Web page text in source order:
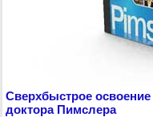
Сверхбыстрое
доктора Пимслера